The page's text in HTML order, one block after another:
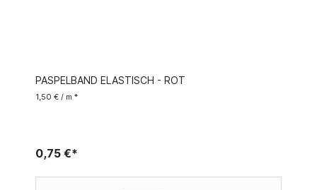
PASPELBAND ELASTISCH - ROT
1,50 € / m *
0,75 €*